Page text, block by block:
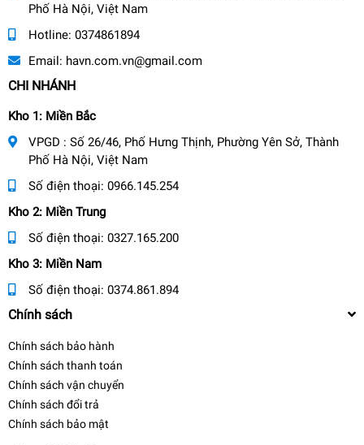
Phố Hà Nội, Việt Nam
Hotline: 0374861894
Email: havn.com.vn@gmail.com
CHI NHÁNH
Kho 1: Miền Bắc
VPGD : Số 26/46, Phố Hưng Thịnh, Phường Yên Sở, Thành
Phố Hà Nội, Việt Nam
Số điện thoại: 0966.145.254
Kho 2: Miền Trung
Số điện thoại: 0327.165.200
Kho 3: Miền Nam
Số điện thoại: 0374.861.894
Chính sách
Chính sách bảo hành
Chính sách thanh toán
Chính sách vận chuyển
Chính sách đổi trả
Chính sách bảo mật